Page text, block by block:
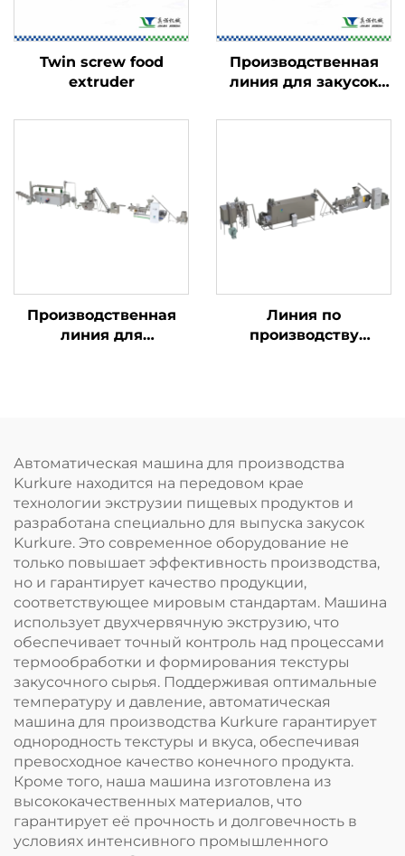
Twin screw food
extruder
Производственная
линия для закусок
Niknaks
Производственная
линия для
Линия по
производству
Автоматическая машина для производства
Kurkure находится на передовом крае
технологии экструзии пищевых продуктов и
разработана специально для выпуска закусок
Kurkure. Это современное оборудование не
только повышает эффективность производства,
но и гарантирует качество продукции,
соответствующее мировым стандартам. Машина
использует двухчервячную экструзию, что
обеспечивает точный контроль над процессами
термообработки и формирования текстуры
закусочного сырья. Поддерживая оптимальные
температуру и давление, автоматическая
машина для производства Kurkure гарантирует
однородность текстуры и вкуса, обеспечивая
превосходное качество конечного продукта.
Кроме того, наша машина изготовлена из
высококачественных материалов, что
гарантирует её прочность и долговечность в
условиях интенсивного промышленного